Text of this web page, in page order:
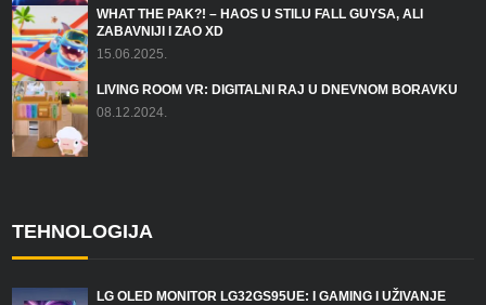
WHAT THE PAK?! – HAOS U STILU FALL GUYSA, ALI
ZABAVNIJI I ZAO XD
15.06.2025.
LIVING ROOM VR: DIGITALNI RAJ U DNEVNOM BORAVKU
08.12.2024.
TEHNOLOGIJA
LG OLED MONITOR LG32GS95UE: I GAMING I UŽIVANJE